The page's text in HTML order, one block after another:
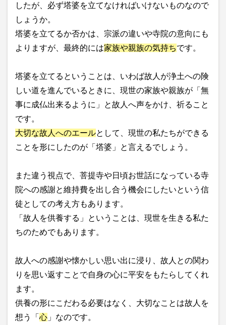
したが、必ず塔婆を立てなければいけないものなので
しょうか。
塔婆を立てるか否かは、宗派の違いや寺院の意向にも
よりますが、最終的には家族や親族の気持ちです。
塔婆を立てるということは、いわば故人が浄土への険
しい道を進んでいるときに、現世の家族や親族が「無
事に成仏出来るように」と故人へ声をかけ、祈ること
です。
大切な故人へのエールとして、現世の私たちができる
ことを形にしたのが「塔婆」と言えるでしょう。
また違う視点で、菩提寺や日頃お世話になっている寺
院への感謝と維持費を出し合う機会にしたいという信
徒としての考え方もあります。
「故人を供養する」ということは、現世を生きる私た
ちのためでもあります。
故人への感謝や懐かしい思い出に浸り、故人との関わ
りを思い返すことで自身の心に平安をもたらしてくれ
ます。
供養の形にこだわる必要はなく、大切なことは故人を
想う「 心 」なのです。